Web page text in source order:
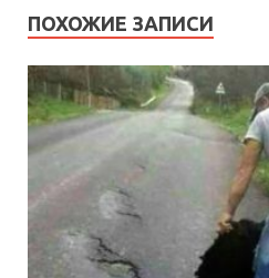
ПОХОЖИЕ ЗАПИСИ